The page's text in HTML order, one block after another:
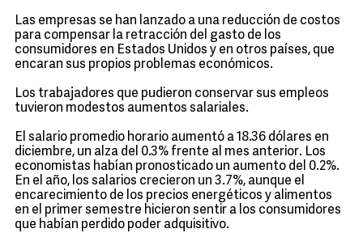
Las empresas se han lanzado a una reducción de costos
para compensar la retracción del gasto de los
consumidores en Estados Unidos y en otros países, que
encaran sus propios problemas económicos.
Los trabajadores que pudieron conservar sus empleos
tuvieron modestos aumentos salariales.
El salario promedio horario aumentó a 18.36 dólares en
diciembre, un alza del 0.3% frente al mes anterior. Los
economistas habían pronosticado un aumento del 0.2%.
En el año, los salarios crecieron un 3.7%, aunque el
encarecimiento de los precios energéticos y alimentos
en el primer semestre hicieron sentir a los consumidores
que habían perdido poder adquisitivo.